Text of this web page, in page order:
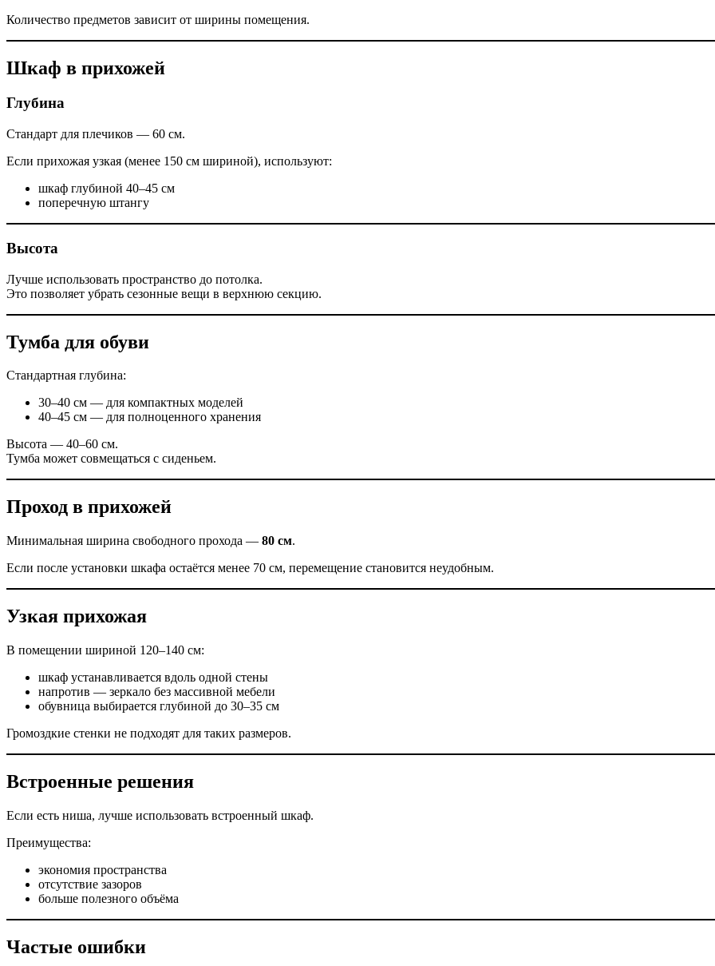
Количество предметов зависит от ширины помещения.
Шкаф в прихожей
Глубина
Стандарт для плечиков — 60 см.
Если прихожая узкая (менее 150 см шириной), используют:
шкаф глубиной 40–45 см
поперечную штангу
Высота
Лучше использовать пространство до потолка.
Это позволяет убрать сезонные вещи в верхнюю секцию.
Тумба для обуви
Стандартная глубина:
30–40 см — для компактных моделей
40–45 см — для полноценного хранения
Высота — 40–60 см.
Тумба может совмещаться с сиденьем.
Проход в прихожей
Минимальная ширина свободного прохода — 80 см.
Если после установки шкафа остаётся менее 70 см, перемещение становится неудобным.
Узкая прихожая
В помещении шириной 120–140 см:
шкаф устанавливается вдоль одной стены
напротив — зеркало без массивной мебели
обувница выбирается глубиной до 30–35 см
Громоздкие стенки не подходят для таких размеров.
Встроенные решения
Если есть ниша, лучше использовать встроенный шкаф.
Преимущества:
экономия пространства
отсутствие зазоров
больше полезного объёма
Частые ошибки